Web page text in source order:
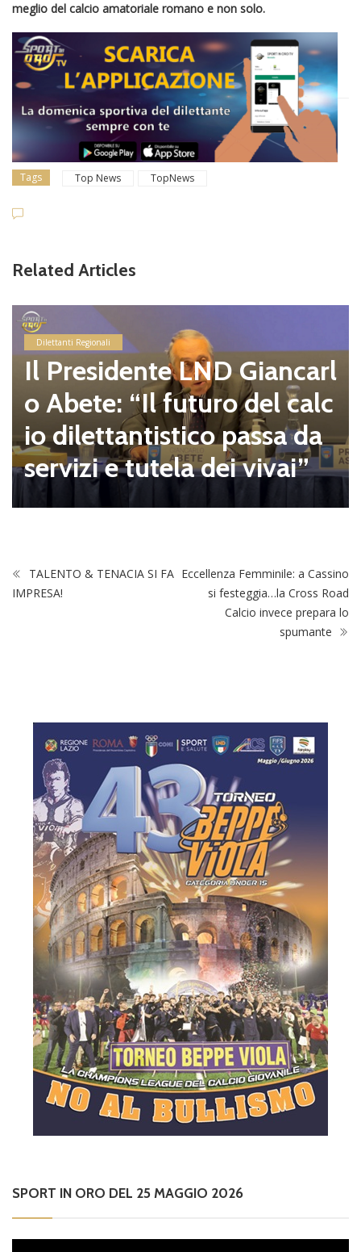
meglio del calcio amatoriale romano e non solo.
Tags Top News TopNews
Related Articles
Dilettanti Regionali
Il Presidente LND Giancarl
o Abete: “Il futuro del calc
io dilettantistico passa da
servizi e tutela dei vivai”
TALENTO & TENACIA SI FA
IMPRESA!
Eccellenza Femminile: a Cassino
si festeggia…la Cross Road
Calcio invece prepara lo
spumante
SPORT IN ORO DEL 25 MAGGIO 2026